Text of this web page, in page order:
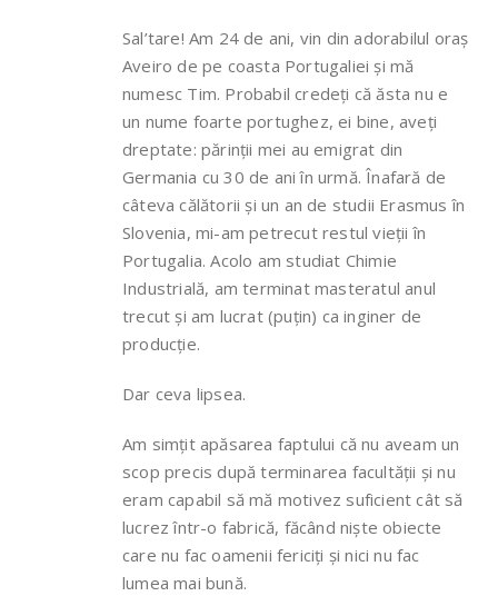
Sal’tare! Am 24 de ani, vin din adorabilul oraș
Aveiro de pe coasta Portugaliei și mă
numesc Tim. Probabil credeți că ăsta nu e
un nume foarte portughez, ei bine, aveți
dreptate: părinții mei au emigrat din
Germania cu 30 de ani în urmă. Înafară de
câteva călătorii și un an de studii Erasmus în
Slovenia, mi-am petrecut restul vieții în
Portugalia. Acolo am studiat Chimie
Industrială, am terminat masteratul anul
trecut și am lucrat (puțin) ca inginer de
producție.
Dar ceva lipsea.
Am simțit apăsarea faptului că nu aveam un
scop precis după terminarea facultății și nu
eram capabil să mă motivez suficient cât să
lucrez într-o fabrică, făcând niște obiecte
care nu fac oamenii fericiți și nici nu fac
lumea mai bună.